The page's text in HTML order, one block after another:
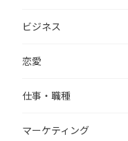
ビジネス
恋愛
仕事・職種
マーケティング